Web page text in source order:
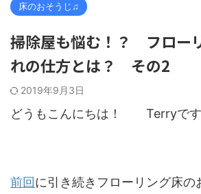
床のおそうじ♫
掃除屋も悩む！？ フロー
れの仕方とは？ その2
2019年9月3日
どうもこんにちは！ Terryです
前回に引き続きフローリング床の